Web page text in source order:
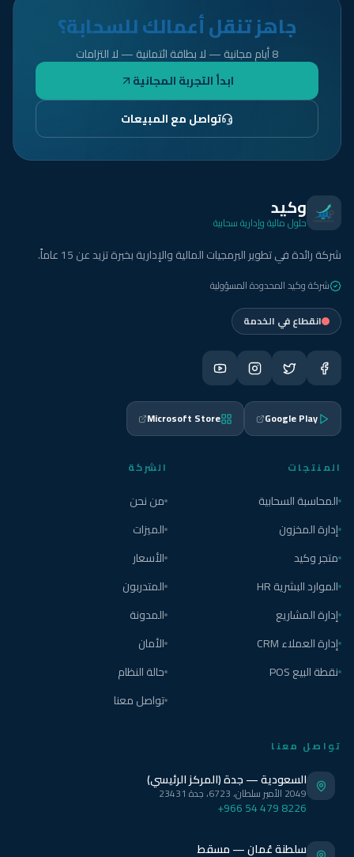
جاهز تنقل أعمالك للسحابة؟
8 أيام مجانية — لا بطاقة ائتمانية — لا التزامات
ابدأ التجربة المجانية
تواصل مع المبيعات
وكيد
حلول مالية وإدارية سحابية
شركة رائدة في تطوير البرمجيات المالية والإدارية بخبرة تزيد عن 15 عاماً.
شركة وكيد المحدودة المسؤولية
انقطاع في الخدمة
Google Play
Microsoft Store
المنتجات
المحاسبة السحابية
إدارة المخزون
متجر وكيد
الموارد البشرية HR
إدارة المشاريع
إدارة العملاء CRM
نقطة البيع POS
الشركة
من نحن
الميزات
الأسعار
المتدربون
المدونة
الأمان
حالة النظام
تواصل معنا
تواصل معنا
السعودية — جدة (المركز الرئيسي)
2049 الأمير سلطان، 6723، جدة 23431
+966 54 479 8226
سلطنة عُمان — مسقط